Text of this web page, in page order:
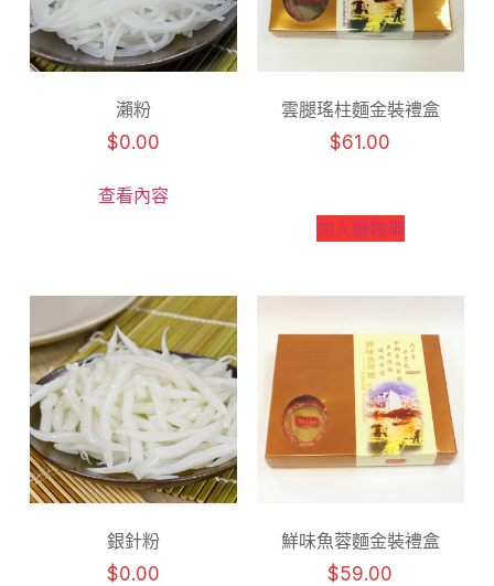
瀨粉
$0.00
查看內容
雲腿瑤柱麵金裝禮盒
$61.00
加入購物車
銀針粉
$0.00
鮮味魚蓉麵金裝禮盒
$59.00